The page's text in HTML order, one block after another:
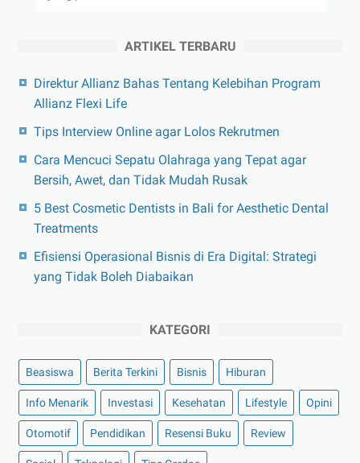
ARTIKEL TERBARU
Direktur Allianz Bahas Tentang Kelebihan Program
Allianz Flexi Life
Tips Interview Online agar Lolos Rekrutmen
Cara Mencuci Sepatu Olahraga yang Tepat agar
Bersih, Awet, dan Tidak Mudah Rusak
5 Best Cosmetic Dentists in Bali for Aesthetic Dental
Treatments
Efisiensi Operasional Bisnis di Era Digital: Strategi
yang Tidak Boleh Diabaikan
KATEGORI
Beasiswa Berita Terkini Bisnis Hiburan
Info Menarik Investasi Kesehatan Lifestyle Opini
Otomotif Pendidikan Resensi Buku Review